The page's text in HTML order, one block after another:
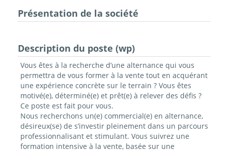
Présentation de la société
Description du poste (wp)
Vous êtes à la recherche d’une alternance qui vous
permettra de vous former à la vente tout en acquérant
une expérience concrète sur le terrain ? Vous êtes
motivé(e), déterminé(e) et prêt(e) à relever des défis ?
Ce poste est fait pour vous.
Nous recherchons un(e) commercial(e) en alternance,
désireux(se) de s’investir pleinement dans un parcours
professionnalisant et stimulant. Vous suivrez une
formation intensive à la vente, basée sur une